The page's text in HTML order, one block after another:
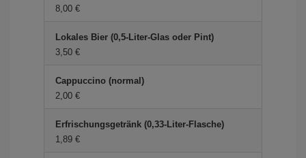
8,00 €
Lokales Bier (0,5-Liter-Glas oder Pint)
3,50 €
Cappuccino (normal)
2,00 €
Erfrischungsgetränk (0,33-Liter-Flasche)
1,89 €